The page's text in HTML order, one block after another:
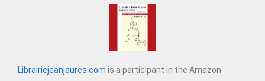
Librairiejeanjaures.com is a participant in the Amazon